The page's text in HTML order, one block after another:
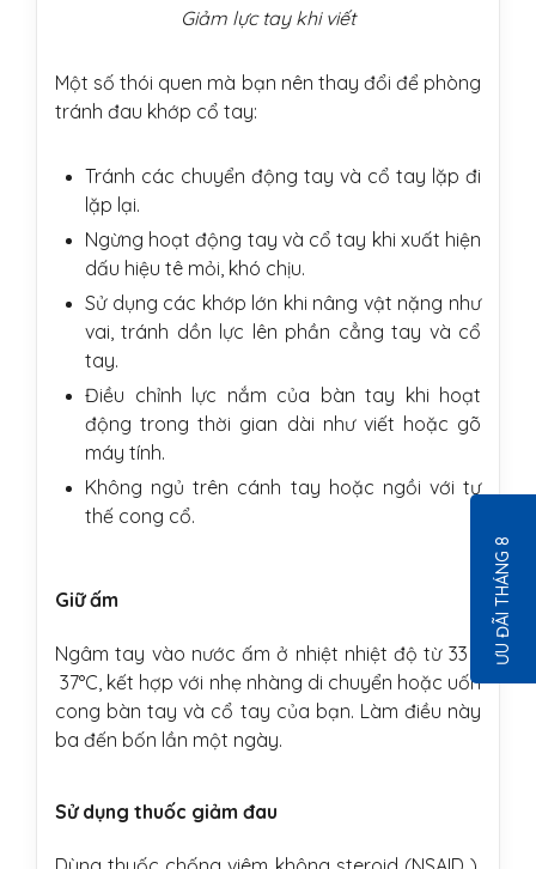
Giảm lực tay khi viết
Một số thói quen mà bạn nên thay đổi để phòng
tránh đau khớp cổ tay:
Tránh các chuyển động tay và cổ tay lặp đi
lặp lại.
Ngừng hoạt động tay và cổ tay khi xuất hiện
dấu hiệu tê mỏi, khó chịu.
Sử dụng các khớp lớn khi nâng vật nặng như
vai, tránh dồn lực lên phần cẳng tay và cổ
tay.
Điều chỉnh lực nắm của bàn tay khi hoạt
động trong thời gian dài như viết hoặc gõ
máy tính.
Không ngủ trên cánh tay hoặc ngồi với tư
thế cong cổ.
Giữ ấm
Ngâm tay vào nước ấm ở nhiệt nhiệt độ từ 33 -
37°C, kết hợp với nhẹ nhàng di chuyển hoặc uốn
cong bàn tay và cổ tay của bạn. Làm điều này
ba đến bốn lần một ngày.
Sử dụng thuốc giảm đau
ƯU ĐÃI THÁNG 8